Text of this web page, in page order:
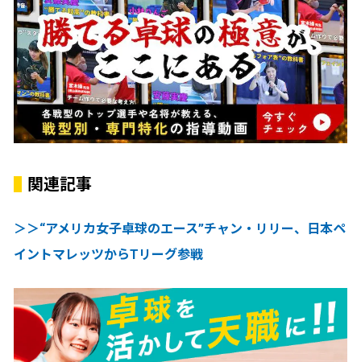
関連記事
＞＞“アメリカ女子卓球のエース”チャン・リリー、日本ペ
イントマレッツからTリーグ参戦